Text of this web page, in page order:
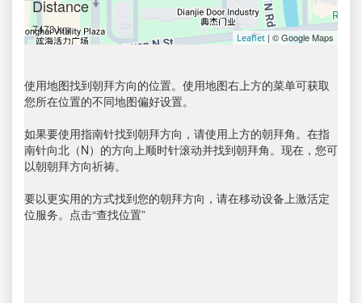
Distance
7473 km
Leaflet | © Google Maps
使用地图找到朝拜方向的位置。使用地图右上方的菜单可获取
您所在位置的不同地图偏好设置。
如果要使用指南针找到朝拜方向，请使用上方的朝拜角。在指
南针向北（N）的方向上顺时针滚动并找到朝拜角。现在，您可
以朝朝拜方向祈祷。
要以更实用的方式找到您的朝拜方向，请在移动设备上激活定
位服务。点击“查找位置”